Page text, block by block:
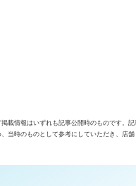
載情報はいずれも記事公開時のものです。記
当時のものとして参考にしていただき、店